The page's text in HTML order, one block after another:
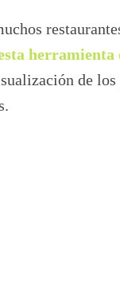
herramienta
de